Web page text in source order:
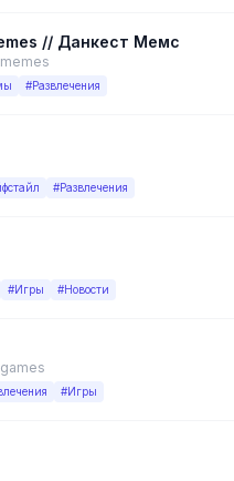
// Данкест Мемс
#Развлечения
#Развлечения
#Игры #Новости
#Игры